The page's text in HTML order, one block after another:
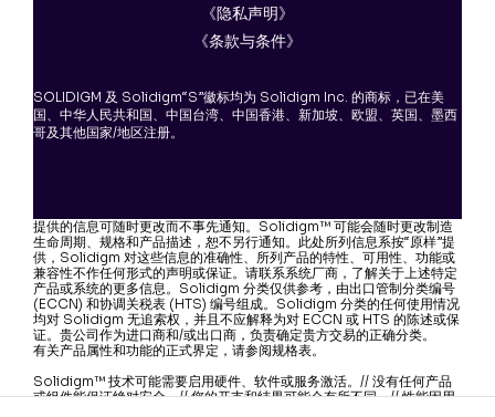
《隐私声明》
《条款与条件》
SOLIDIGM 及 Solidigm“S”徽标均为 Solidigm Inc. 的商标，已在美
国、中华人民共和国、中国台湾、中国香港、新加坡、欧盟、英国、墨西
哥及其他国家/地区注册。
提供的信息可随时更改而不事先通知。Solidigm™ 可能会随时更改制造
生命周期、规格和产品描述，恕不另行通知。此处所列信息系按“原样”提
供，Solidigm 对这些信息的准确性、所列产品的特性、可用性、功能或
兼容性不作任何形式的声明或保证。请联系系统厂商，了解关于上述特定
产品或系统的更多信息。Solidigm 分类仅供参考，由出口管制分类编号
(ECCN) 和协调关税表 (HTS) 编号组成。Solidigm 分类的任何使用情况
均对 Solidigm 无追索权，并且不应解释为对 ECCN 或 HTS 的陈述或保
证。贵公司作为进口商和/或出口商，负责确定贵方交易的正确分类。
有关产品属性和功能的正式界定，请参阅规格表。
Solidigm™ 技术可能需要启用硬件、软件或服务激活。// 没有任何产品
或组件能保证绝对安全。// 您的开支和结果可能会有所不同。// 性能因用